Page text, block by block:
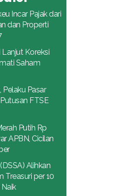
Incar Pajak dari
dan Properti
Koreksi
Saham
Pelaku Pasar
FTSE
Putih Rp
APBN, Cicilan
Alihkan
Treasuri per 10